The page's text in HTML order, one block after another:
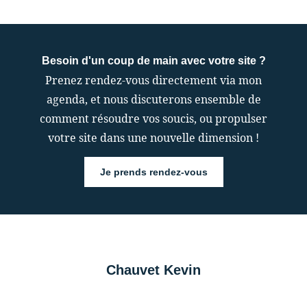
Besoin d'un coup de main avec votre site ?
Prenez rendez-vous directement via mon
agenda, et nous discuterons ensemble de
comment résoudre vos soucis, ou propulser
votre site dans une nouvelle dimension !
Je prends rendez-vous
Chauvet Kevin